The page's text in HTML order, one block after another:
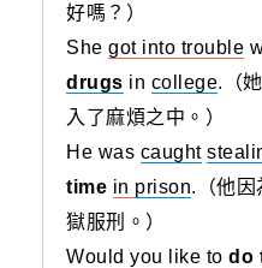
好嗎？）
She got into trouble
drugs in college.（
入了麻煩之中。）
He was caught
time in prison.（他因
獄服刑。）
Would you like to do